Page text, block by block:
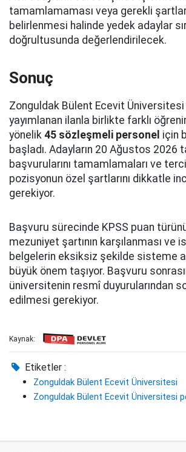
tamamlamaması veya gerekli şartları
belirlenmesi halinde yedek adaylar
doğrultusunda değerlendirilecek.
Sonuç
Zonguldak Bülent Ecevit Üniversitesi
yayımlanan ilanla birlikte farklı
yönelik 45 sözleşmeli personel için
başladı. Adayların 20 Ağustos 2026
başvurularını tamamlamaları ve
pozisyonun özel şartlarını dikkatle
gerekiyor.
Başvuru sürecinde KPSS puan
mezuniyet şartının karşılanması ve
belgelerin eksiksiz şekilde sisteme
büyük önem taşıyor. Başvuru
üniversitenin resmî duyurularından
edilmesi gerekiyor.
Kaynak:
Etiketler :
Zonguldak Bülent Ecevit Üniversitesi
Zonguldak Bülent Ecevit Üniversitesi